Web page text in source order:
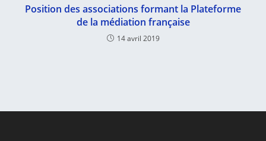
Position des associations formant la Plateforme
de la médiation française
14 avril 2019